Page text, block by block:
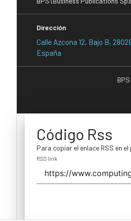
Dirección
Calle Azcona 12, Bajo B,
España
Código Rss
Para copiar el enlace RSS en
RSS link